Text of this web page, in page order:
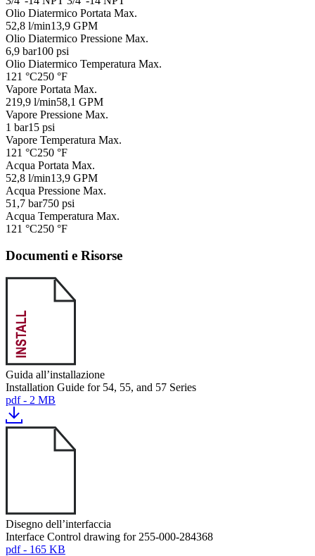
Olio Diatermico Portata Max.
52,8 l/min13,9 GPM
Olio Diatermico Pressione Max.
6,9 bar100 psi
Olio Diatermico Temperatura Max.
121 °C250 °F
Vapore Portata Max.
219,9 l/min58,1 GPM
Vapore Pressione Max.
1 bar15 psi
Vapore Temperatura Max.
121 °C250 °F
Acqua Portata Max.
52,8 l/min13,9 GPM
Acqua Pressione Max.
51,7 bar750 psi
Acqua Temperatura Max.
121 °C250 °F
Documenti e Risorse
Guida all’installazione
Installation Guide for 54, 55, and 57 Series
pdf - 2 MB
Disegno dell’interfaccia
Interface Control drawing for 255-000-284368
pdf - 165 KB